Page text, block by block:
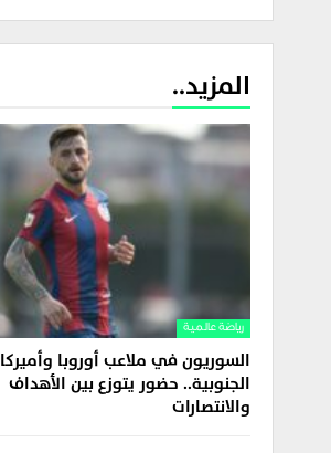
المزيد..
رياضة عالمية
السوريون في ملاعب أوروبا وأميركا
الجنوبية.. حضور يتوزع بين الأهداف
والانتصارات